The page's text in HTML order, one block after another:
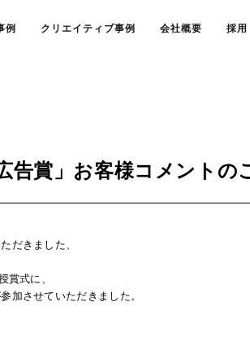
例 クリエイティブ事例 会社概要 採用
告賞」お客様コメントの
だきました、
賞式に、
加させていただきました。